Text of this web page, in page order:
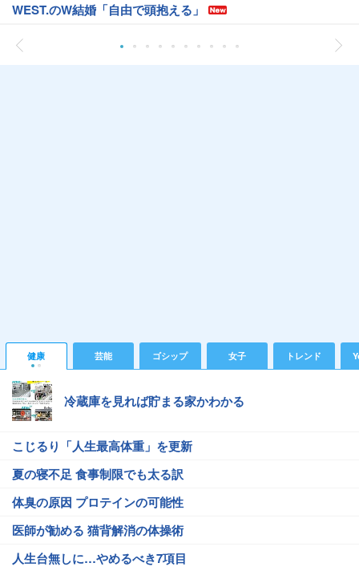
WEST.のW結婚「自由で頭抱える」
健康 芸能 ゴシップ 女子 トレンド
冷蔵庫を見れば貯まる家かわかる
こじるり「人生最高体重」を更新
夏の寝不足 食事制限でも太る訳
体臭の原因 プロテインの可能性
医師が勧める 猫背解消の体操術
人生台無しに…やめるべき7項目